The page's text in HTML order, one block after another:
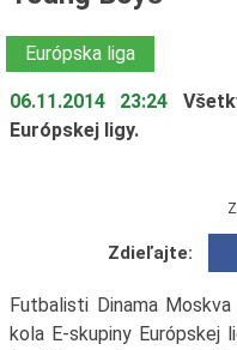
Európska liga
06.11.2014 23:24
Európskej ligy.
Zdieľajte:
Futbalisti Dinama
kola E-skupiny Európskej